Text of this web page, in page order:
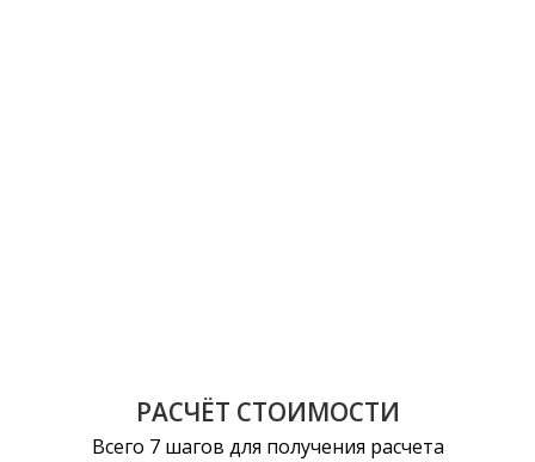
РАСЧЁТ СТОИМОСТИ
Всего 7 шагов для получения расчета